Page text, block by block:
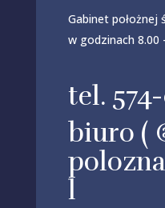
Gabinet położnej
w godzinach 8.00
tel.
biuro (
l